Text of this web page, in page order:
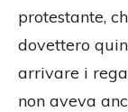
protestante,
dovettero
arrivare i
non aveva